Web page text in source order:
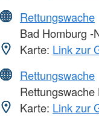
Rettungswache
Bad Homburg -
Karte: Link zur
Rettungswache
Rettungswache
Karte: Link zur